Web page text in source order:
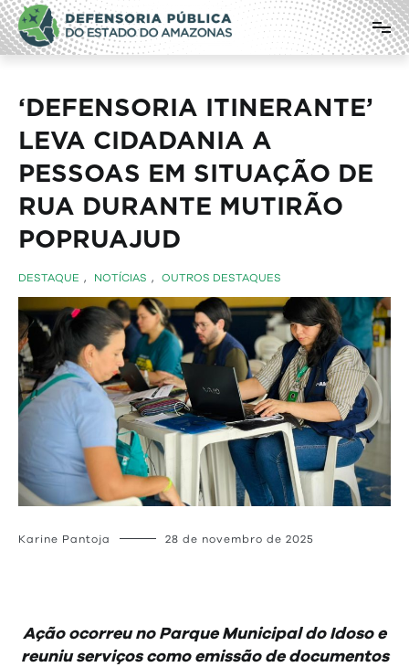
Pular
para
o
conteúdo
Defensoria Pública do Estado do
Amazonas
‘DEFENSORIA ITINERANTE’
LEVA CIDADANIA A
PESSOAS EM SITUAÇÃO DE
RUA DURANTE MUTIRÃO
POPRUAJUD
DESTAQUE , NOTÍCIAS , OUTROS DESTAQUES
Karine Pantoja 28 de novembro de 2025
Ação ocorreu no Parque Municipal do Idoso e
reuniu serviços como emissão de documentos